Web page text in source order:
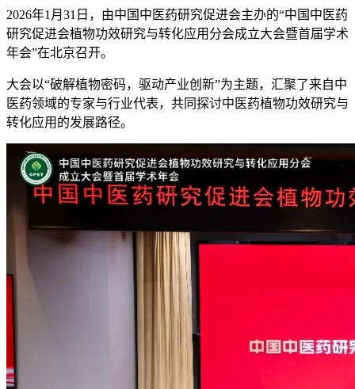
2026年1月31日，由中国中医药研究促进会主办的“中国中医药
研究促进会植物功效研究与转化应用分会成立大会暨首届学术
年会”在北京召开。
大会以“破解植物密码，驱动产业创新”为主题，汇聚了来自中
医药领域的专家与行业代表，共同探讨中医药植物功效研究与
转化应用的发展路径。